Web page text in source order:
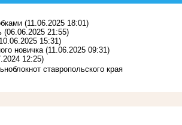
(11.06.2025 18:01)
(06.06.2025 21:55)
15:31)
новичка (11.06.2025 09:31)
12:25)
блокнот ставропольского края